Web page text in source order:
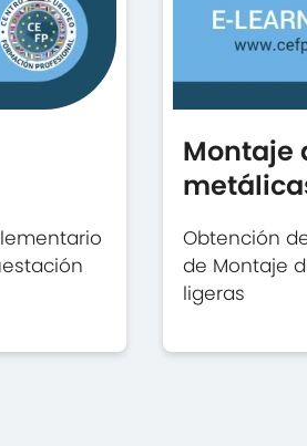
Montaje
Obtención
de Montaje
ligeras